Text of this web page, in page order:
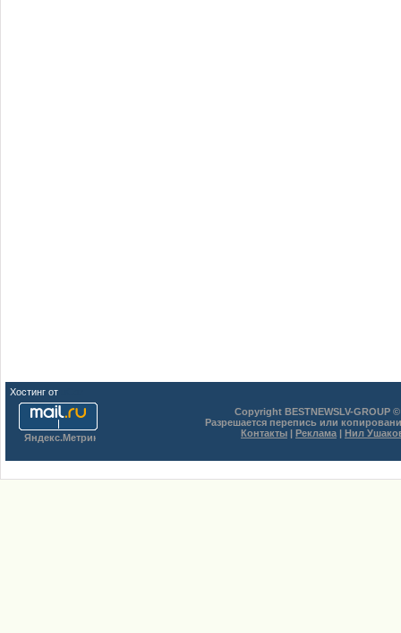
Хостинг от
Copyright BESTNEWSLV-GROUP
Разрешается перепись или
Контакты | Реклама | Нил